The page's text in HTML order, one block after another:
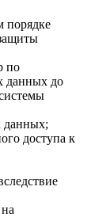
порядке
по
данных до
данных;
доступа к